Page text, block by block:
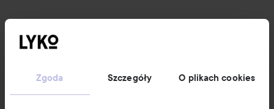
Zgoda Szczegóły O plikach cookies